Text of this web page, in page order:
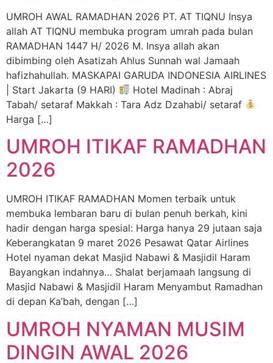
UMROH AWAL RAMADHAN 2026 PT. AT TIQNU Insya
allah AT TIQNU membuka program umrah pada bulan
RAMADHAN 1447 H/ 2026 M. Insya allah akan
dibimbing oleh Asatizah Ahlus Sunnah wal Jamaah
hafizhahullah. MASKAPAI GARUDA INDONESIA AIRLINES
| Start Jakarta (9 HARI)
Hotel Madinah : Abraj
Tabah/ setaraf Makkah : Tara Adz Dzahabi/ setaraf
Harga […]
UMROH ITIKAF RAMADHAN
2026
UMROH ITIKAF RAMADHAN Momen terbaik untuk
membuka lembaran baru di bulan penuh berkah, kini
hadir dengan harga spesial: Harga hanya 29 jutaan saja
Keberangkatan 9 maret 2026 Pesawat Qatar Airlines
Hotel nyaman dekat Masjid Nabawi & Masjidil Haram
Bayangkan indahnya… Shalat berjamaah langsung di
Masjid Nabawi & Masjidil Haram Menyambut Ramadhan
di depan Ka’bah, dengan […]
UMROH NYAMAN MUSIM
DINGIN AWAL 2026